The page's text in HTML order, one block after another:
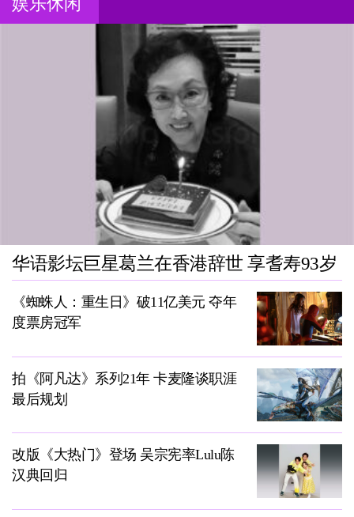
华语影坛巨星葛兰在香港辞世 享耆寿93岁
《蜘蛛人：重生日》破11亿美元 夺年
度票房冠军
拍《阿凡达》系列21年 卡麦隆谈职涯
最后规划
改版《大热门》登场 吴宗宪率Lulu陈
汉典回归